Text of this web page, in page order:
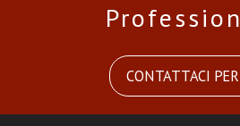
CONTATTACI